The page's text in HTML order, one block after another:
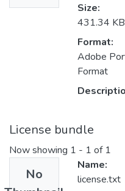
Size:
431.34 KB
Format:
Adobe
Format
License bundle
Now showing 1 - 1 of 1
No
Name:
license.txt